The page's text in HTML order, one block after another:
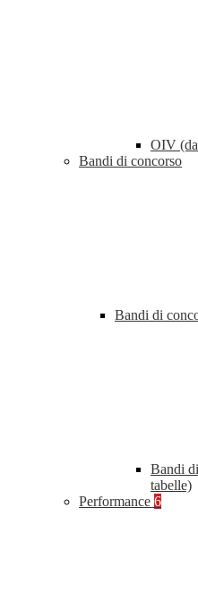
OIV
Bandi di concorso
Bandi di
Bandi
tabelle)
Performance 6